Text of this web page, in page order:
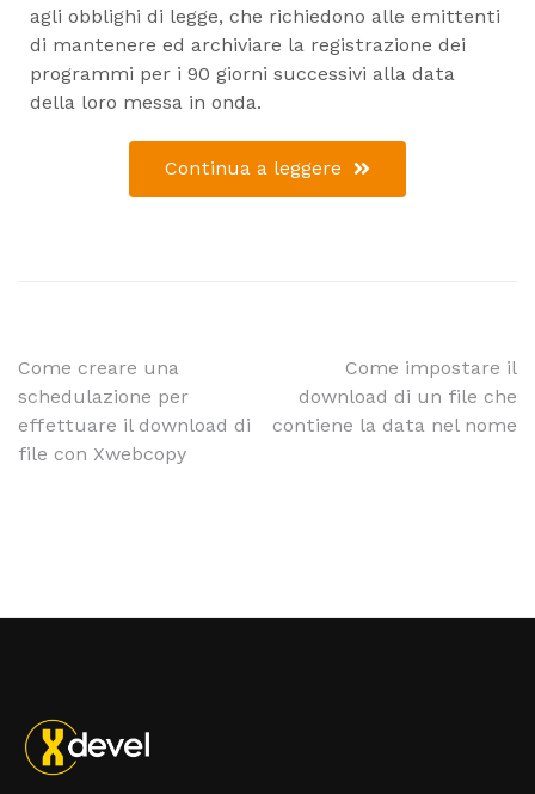
agli obblighi di legge, che richiedono alle emittenti
di mantenere ed archiviare la registrazione dei
programmi per i 90 giorni successivi alla data
della loro messa in onda.
Continua a leggere
Come creare una
schedulazione per
effettuare il download di
file con Xwebcopy
Come impostare il
download di un file che
contiene la data nel nome